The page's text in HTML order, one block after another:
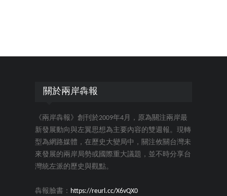
關於兩岸犇報
《兩岸犇報》創刊於2009年4月，原為關注兩岸最
新發展動向與左翼思想為主要內容的雙週報。現轉
型為網路媒體，在歷史大變局中，關注攸關台灣未
來發展的兩岸局勢或國際重大議題，並不時分享台
灣統左派的歷史與觀點。
犇報臉書： https://reurl.cc/X6vQX0